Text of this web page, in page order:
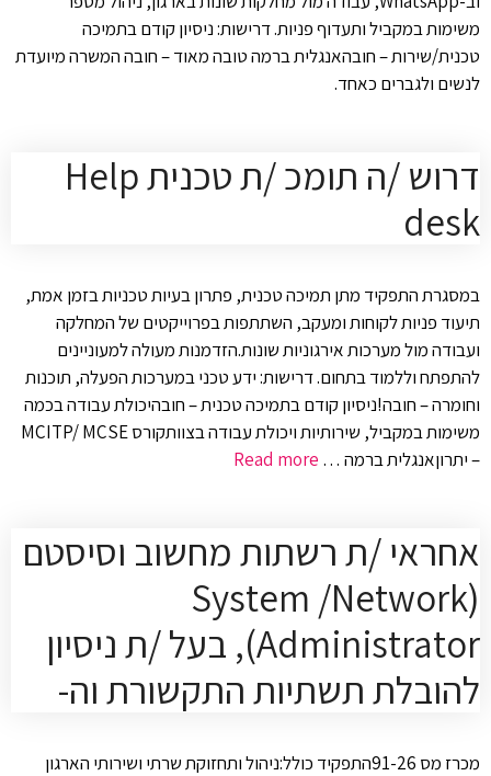
משימות במקביל ותעדוף פניות. דרישות: ניסיון קודם בתמיכה
טכנית/שירות – חובהאנגלית ברמה טובה מאוד – חובה המשרה מיועדת
לנשים ולגברים כאחד.
דרוש /ה תומכ /ת טכנית Help
desk
במסגרת התפקיד מתן תמיכה טכנית, פתרון בעיות טכניות בזמן אמת,
תיעוד פניות לקוחות ומעקב, השתתפות בפרוייקטים של המחלקה
ועבודה מול מערכות אירגוניות שונות.הזדמנות מעולה למעוניינים
להתפתח וללמוד בתחום. דרישות: ידע טכני במערכות הפעלה, תוכנות
וחומרה – חובה!ניסיון קודם בתמיכה טכנית – חובהיכולת עבודה בכמה
משימות במקביל, שירותיות ויכולת עבודה בצוותקורס MCITP/ MCSE
– יתרוןאנגלית ברמה … Read more
אחראי /ת רשתות מחשוב וסיסטם
(System /Network
Administrator), בעל /ת ניסיון
להובלת תשתיות התקשורת וה-
מכרז מס 91-26התפקיד כולל:ניהול ותחזוקת שרתי ושירותי הארגון